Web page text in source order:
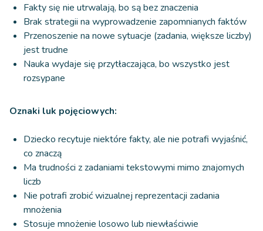
Fakty się nie utrwalają, bo są bez znaczenia
Brak strategii na wyprowadzenie zapomnianych faktów
Przenoszenie na nowe sytuacje (zadania, większe liczby)
jest trudne
Nauka wydaje się przytłaczająca, bo wszystko jest
rozsypane
Oznaki luk pojęciowych:
Dziecko recytuje niektóre fakty, ale nie potrafi wyjaśnić,
co znaczą
Ma trudności z zadaniami tekstowymi mimo znajomych
liczb
Nie potrafi zrobić wizualnej reprezentacji zadania
mnożenia
Stosuje mnożenie losowo lub niewłaściwie